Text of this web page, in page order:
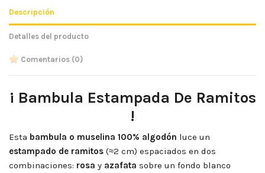
Descripción
Detalles del producto
Comentarios (0)
¡ Bambula Estampada De Ramitos
!
Esta bambula o muselina 100% algodón luce un
estampado de ramitos (≈2 cm) espaciados en dos
combinaciones: rosa y azafata sobre un fondo blanco